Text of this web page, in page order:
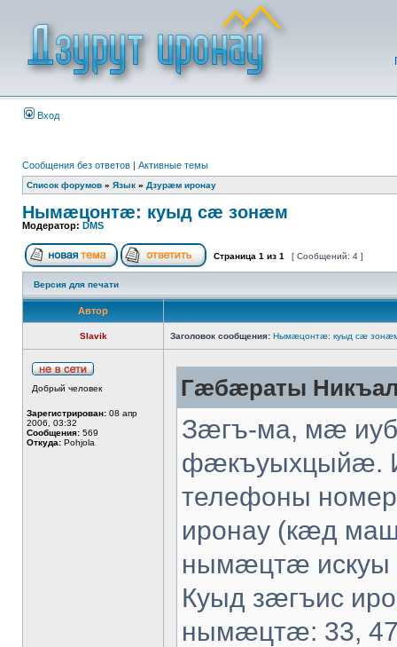
Вход
Сообщения без ответов | Активные темы
Список форумов » Язык » Дзурæм иронау
Нымæцонтæ: куыд сæ зонæм
Модератор: DMS
Страница 1 из 1 [ Сообщений: 4 ]
Версия для печати
Автор
Slavik Заголовок сообщения: Нымæцонтæ: куыд сæ
Добрый человек
Зарегистрирован: 08 апр
2006, 03:32
Сообщения: 569
Откуда: Pohjola
Гæбæраты
Зæгъ-ма, мæ
фæкъуыхцыйæ.
телефоны
иронау (кæд
нымæцтæ
Куыд зæгъис
нымæцтæ: 33,